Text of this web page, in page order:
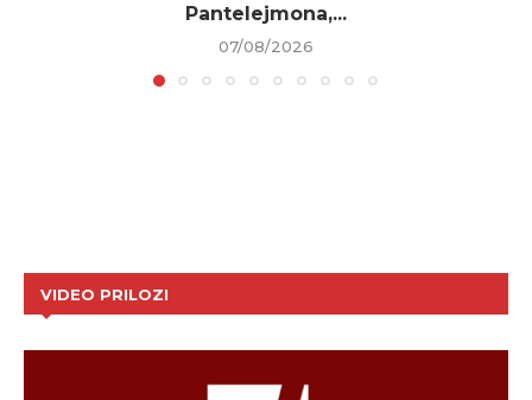
Pantelejmona,...
07/08/2026
VIDEO PRILOZI